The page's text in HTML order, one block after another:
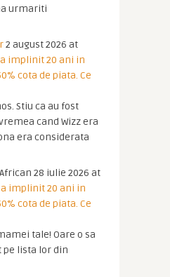
urmariti
2 august 2026 at
a implinit 20 ani in
cota de piata. Ce
Stiu ca au fost
cand Wizz era
era considerata
28 iulie 2026 at
a implinit 20 ani in
cota de piata. Ce
tale! Oare o sa
pe lista lor din